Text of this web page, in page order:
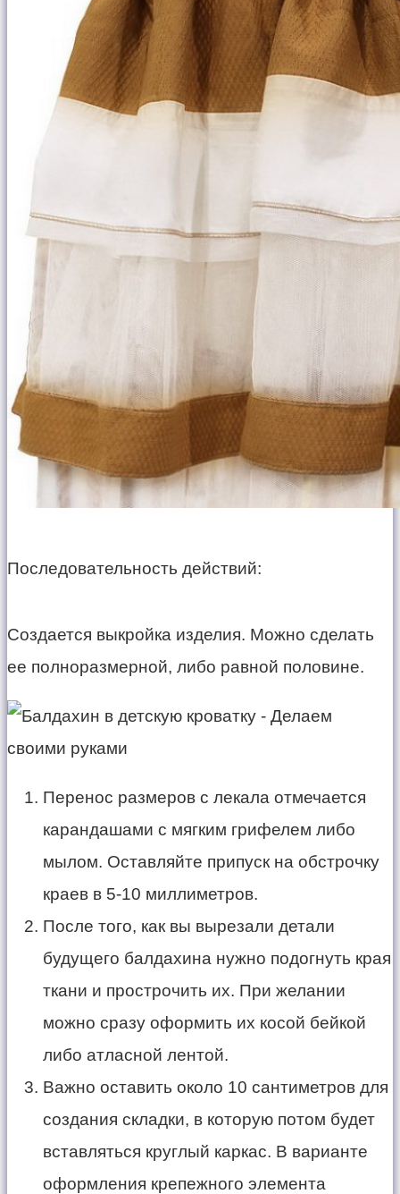
Последовательность действий:
Создается выкройка изделия. Можно сделать
ее полноразмерной, либо равной половине.
Перенос размеров с лекала отмечается
карандашами с мягким грифелем либо
мылом. Оставляйте припуск на обстрочку
краев в 5-10 миллиметров.
После того, как вы вырезали детали
будущего балдахина нужно подогнуть края
ткани и прострочить их. При желании
можно сразу оформить их косой бейкой
либо атласной лентой.
Важно оставить около 10 сантиметров для
создания складки, в которую потом будет
вставляться круглый каркас. В варианте
оформления крепежного элемента